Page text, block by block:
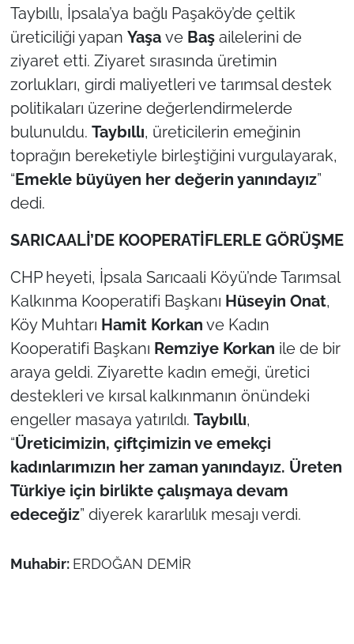
Taybıllı, İpsala’ya bağlı Paşaköy’de çeltik
üreticiliği yapan Yaşa ve Başailelerini de
ziyaret etti. Ziyaret sırasında üretimin
zorlukları, girdi maliyetleri ve tarımsal destek
politikaları üzerine değerlendirmelerde
bulunuldu. Taybıllı, üreticilerin emeğinin
toprağın bereketiyle birleştiğini vurgulayarak,
“Emekle büyüyen her değerin yanındayız”
dedi.
SARICAALİ’DE KOOPERATİFLERLE GÖRÜŞME
CHP heyeti, İpsala Sarıcaali Köyü’nde Tarımsal
Kalkınma Kooperatifi Başkanı Hüseyin Onat,
Köy Muhtarı Hamit Korkan ve Kadın
Kooperatifi Başkanı Remziye Korkan ile de bir
araya geldi. Ziyarette kadın emeği, üretici
destekleri ve kırsal kalkınmanın önündeki
engeller masaya yatırıldı. Taybıllı,
“Üreticimizin, çiftçimizin ve emekçi
kadınlarımızın her zaman yanındayız. Üreten
Türkiye için birlikte çalışmaya devam
edeceğiz” diyerek kararlılık mesajı verdi.
Muhabir: ERDOĞAN DEMİR
Genel
Politika
Flaş Haber
Dış Haberler
Magazin
Bilim Teknoloji
English News
Canlı Maç
Finans
Genel-A
Gündem-Eğitim